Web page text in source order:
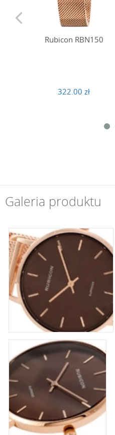
Rubicon RBN150
322.00 zł
Galeria produktu